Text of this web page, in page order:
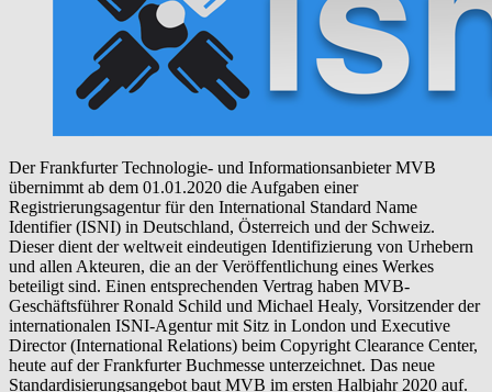
Der Frankfurter Technologie- und Informationsanbieter MVB
übernimmt ab dem 01.01.2020 die Aufgaben einer
Registrierungsagentur für den International Standard Name
Identifier (ISNI) in Deutschland, Österreich und der Schweiz.
Dieser dient der weltweit eindeutigen Identifizierung von Urhebern
und allen Akteuren, die an der Veröffentlichung eines Werkes
beteiligt sind. Einen entsprechenden Vertrag haben MVB-
Geschäftsführer Ronald Schild und Michael Healy, Vorsitzender der
internationalen ISNI-Agentur mit Sitz in London und Executive
Director (International Relations) beim Copyright Clearance Center,
heute auf der Frankfurter Buchmesse unterzeichnet. Das neue
Standardisierungsangebot baut MVB im ersten Halbjahr 2020 auf.